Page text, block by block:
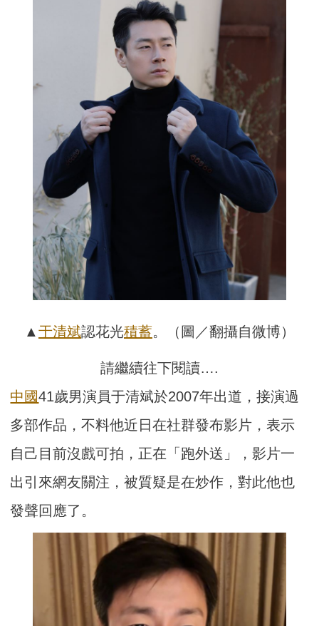
▲ 于清斌認花光積蓄。（圖／翻攝自微博）
請繼續往下閱讀….
中國41歲男演員于清斌於2007年出道，接演過
多部作品，不料他近日在社群發布影片，表示
自己目前沒戲可拍，正在「跑外送」，影片一
出引來網友關注，被質疑是在炒作，對此他也
發聲回應了。